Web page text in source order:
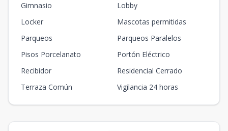
Gimnasio
Lobby
Locker
Mascotas permitidas
Parqueos
Parqueos Paralelos
Pisos Porcelanato
Portón Eléctrico
Recibidor
Residencial Cerrado
Terraza Común
Vigilancia 24 horas